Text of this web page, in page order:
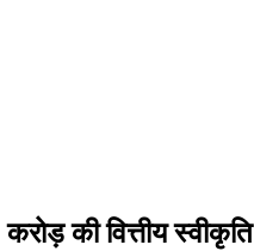
की वित्तीय स्वीकृति